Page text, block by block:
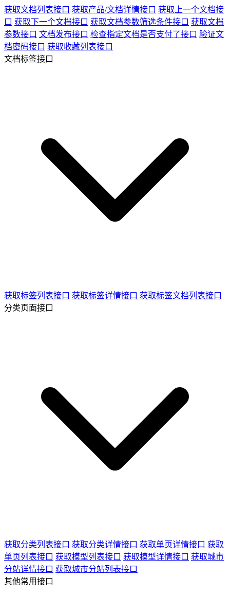
获取文档列表接口 获取产品/文档详情接口 获取上一个文档接
口 获取下一个文档接口 获取文档参数筛选条件接口 获取文档
参数接口 文档发布接口 检查指定文档是否支付了接口 验证文
档密码接口 获取收藏列表接口
文档标签接口
获取标签列表接口 获取标签详情接口 获取标签文档列表接口
分类页面接口
获取分类列表接口 获取分类详情接口 获取单页详情接口 获取
单页列表接口 获取模型列表接口 获取模型详情接口 获取城市
分站详情接口 获取城市分站列表接口
其他常用接口